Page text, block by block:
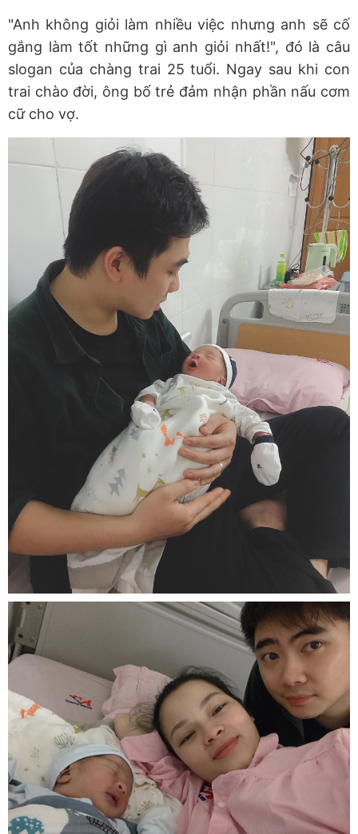
"Anh không giỏi làm nhiều việc nhưng anh sẽ cố
gắng làm tốt những gì anh giỏi nhất!", đó là câu
slogan của chàng trai 25 tuổi. Ngay sau khi con
trai chào đời, ông bố trẻ đảm nhận phần nấu cơm
cữ cho vợ.